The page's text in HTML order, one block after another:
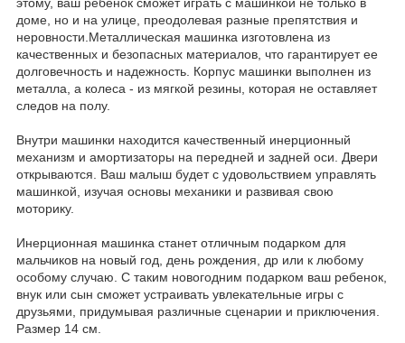
этому, ваш ребенок сможет играть с машинкой не только в
доме, но и на улице, преодолевая разные препятствия и
неровности.Металлическая машинка изготовлена из
качественных и безопасных материалов, что гарантирует ее
долговечность и надежность. Корпус машинки выполнен из
металла, а колеса - из мягкой резины, которая не оставляет
следов на полу.
Внутри машинки находится качественный инерционный
механизм и амортизаторы на передней и задней оси. Двери
открываются. Ваш малыш будет с удовольствием управлять
машинкой, изучая основы механики и развивая свою
моторику.
Инерционная машинка станет отличным подарком для
мальчиков на новый год, день рождения, др или к любому
особому случаю. С таким новогодним подарком ваш ребенок,
внук или сын сможет устраивать увлекательные игры с
друзьями, придумывая различные сценарии и приключения.
Размер 14 см.